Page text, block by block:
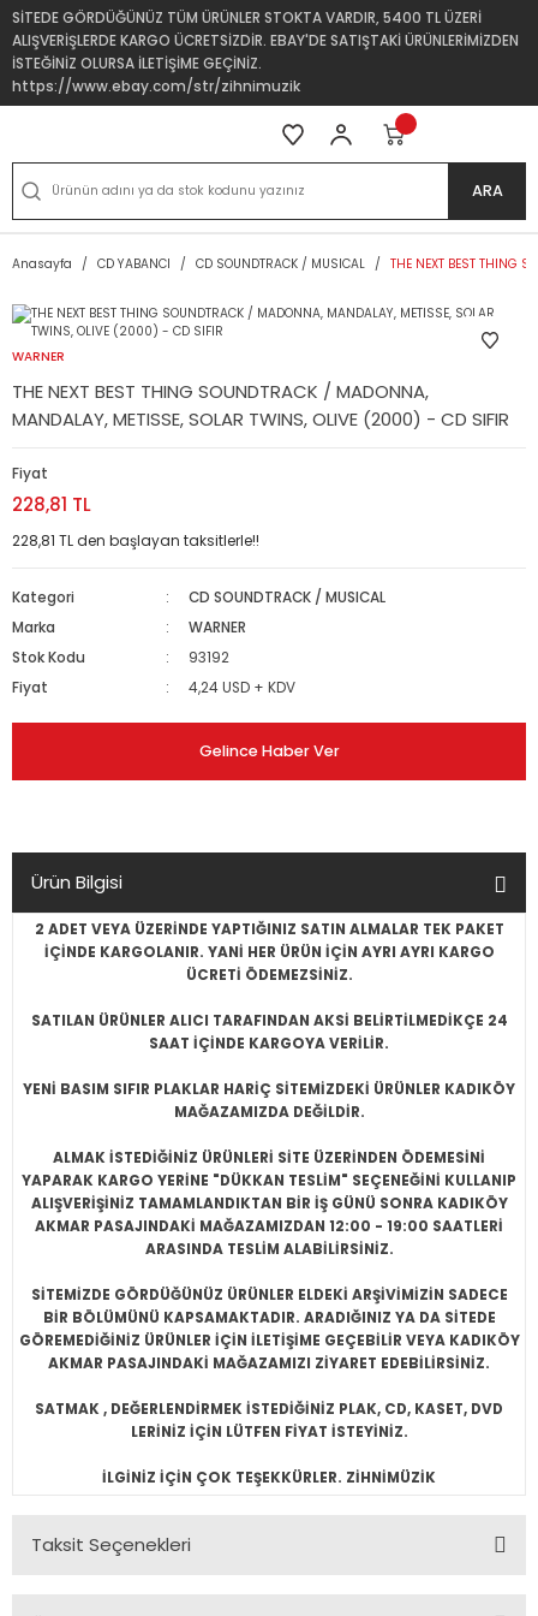
SİTEDE GÖRDÜĞÜNÜZ TÜM ÜRÜNLER STOKTA VARDIR, 5400 TL ÜZERİ
ALIŞVERİŞLERDE KARGO ÜCRETSİZDİR. EBAY'DE SATIŞTAKİ ÜRÜNLERİMİZDEN
İSTEĞİNİZ OLURSA İLETİŞİME GEÇİNİZ.
https://www.ebay.com/str/zihnimuzik
ARA
Anasayfa CD YABANCI CD SOUNDTRACK / MUSICAL THE NEXT BEST THING
WARNER
THE NEXT BEST THING SOUNDTRACK / MADONNA,
MANDALAY, METISSE, SOLAR TWINS, OLIVE (2000) - CD SIFIR
Fiyat
228,81 TL
228,81 TL den başlayan taksitlerle!!
Kategori
CD SOUNDTRACK / MUSICAL
Marka
WARNER
Stok Kodu
93192
Fiyat
4,24 USD + KDV
Gelince Haber Ver
Ürün Bilgisi
2 ADET VEYA ÜZERİNDE YAPTIĞINIZ SATIN ALMALAR TEK PAKET
İÇİNDE KARGOLANIR. YANİ HER ÜRÜN İÇİN AYRI AYRI KARGO
ÜCRETİ ÖDEMEZSİNİZ.
SATILAN ÜRÜNLER ALICI TARAFINDAN AKSİ BELİRTİLMEDİKÇE 24
SAAT İÇİNDE KARGOYA VERİLİR.
YENİ BASIM SIFIR PLAKLAR HARİÇ SİTEMİZDEKİ ÜRÜNLER KADIKÖY
MAĞAZAMIZDA DEĞİLDİR.
ALMAK İSTEDİĞİNİZ ÜRÜNLERİ SİTE ÜZERİNDEN ÖDEMESİNİ
YAPARAK KARGO YERİNE "DÜKKAN TESLİM" SEÇENEĞİNİ KULLANIP
ALIŞVERİŞİNİZ TAMAMLANDIKTAN BİR İŞ GÜNÜ SONRA KADIKÖY
AKMAR PASAJINDAKİ MAĞAZAMIZDAN 12:00 - 19:00 SAATLERİ
ARASINDA TESLİM ALABİLİRSİNİZ.
SİTEMİZDE GÖRDÜĞÜNÜZ ÜRÜNLER ELDEKİ ARŞİVİMİZİN SADECE
BİR BÖLÜMÜNÜ KAPSAMAKTADIR. ARADIĞINIZ YA DA SİTEDE
GÖREMEDİĞİNİZ ÜRÜNLER İÇİN İLETİŞİME GEÇEBİLİR VEYA KADIKÖY
AKMAR PASAJINDAKİ MAĞAZAMIZI ZİYARET EDEBİLİRSİNİZ.
SATMAK , DEĞERLENDİRMEK İSTEDİĞİNİZ PLAK, CD, KASET, DVD
LERİNİZ İÇİN LÜTFEN FİYAT İSTEYİNİZ.
İLGİNİZ İÇİN ÇOK TEŞEKKÜRLER. ZİHNİMÜZİK
Taksit Seçenekleri